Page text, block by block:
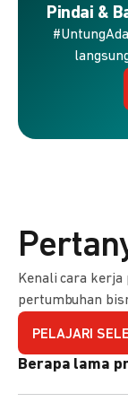
Pindai &
Kenali cara kerja
pertumbuhan
PELAJARI
Berapa lama